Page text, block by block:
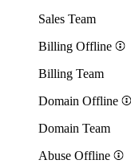
Sales Team
Billing Offline
Billing Team
Domain Offline
Domain Team
Abuse Offline